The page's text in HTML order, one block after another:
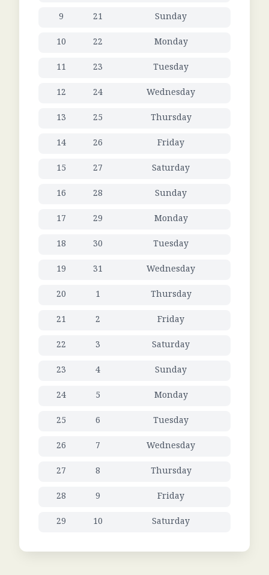
9
21
Sunday
10
22
Monday
11
23
Tuesday
12
24
Wednesday
13
25
Thursday
14
26
Friday
15
27
Saturday
16
28
Sunday
17
29
Monday
18
30
Tuesday
19
31
Wednesday
20
1
Thursday
21
2
Friday
22
3
Saturday
23
4
Sunday
24
5
Monday
25
6
Tuesday
26
7
Wednesday
27
8
Thursday
28
9
Friday
29
10 Saturday